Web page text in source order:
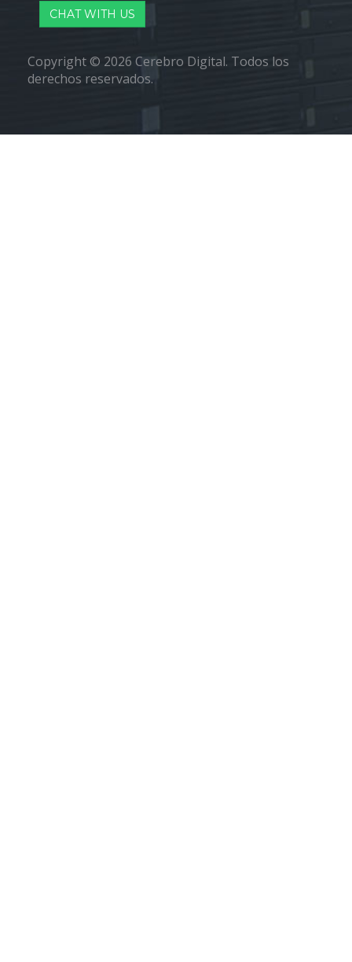
CHAT WITH US
Copyright © 2026 Cerebro Digital. Todos los
derechos reservados.